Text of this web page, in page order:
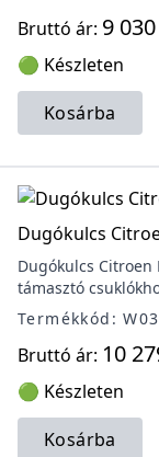
Bruttó ár: 9
🟢 Készleten
Kosárba
Dugókulcs
Dugókulcs Citroen
támasztó
Termékkód:
Bruttó ár: 10
🟢 Készleten
Kosárba